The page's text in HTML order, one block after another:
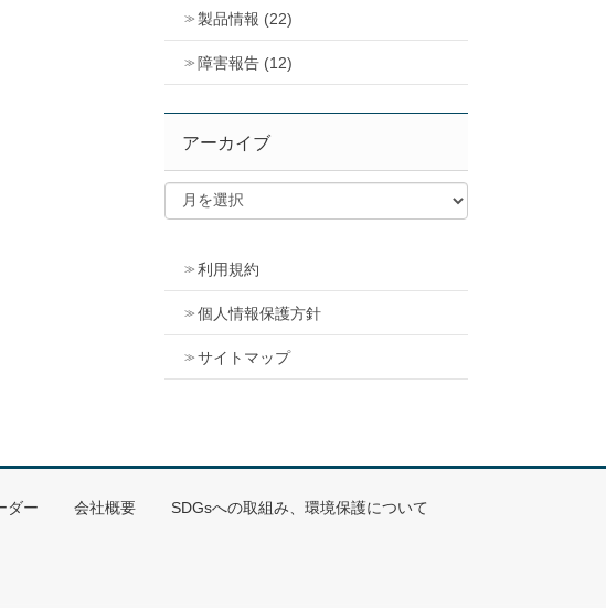
製品情報 (22)
障害報告 (12)
アーカイブ
利用規約
個人情報保護方針
サイトマップ
ダー 会社概要 SDGsへの取組み、環境保護について